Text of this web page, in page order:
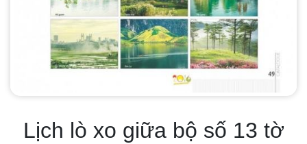
Lịch lò xo giữa bộ số 13 tờ